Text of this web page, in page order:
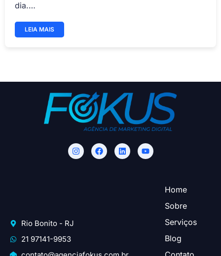
dia.…
LEIA MAIS
Rio Bonito - RJ
21 97141-9953
Home
Sobre
Serviços
Blog